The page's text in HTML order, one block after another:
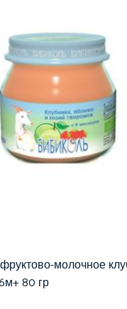
молочное
80 гр